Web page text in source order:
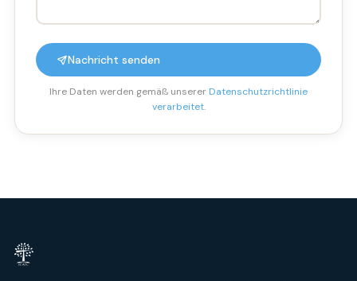
Nachricht senden
Ihre Daten werden gemäß unserer Datenschutzrichtlinie
verarbeitet.